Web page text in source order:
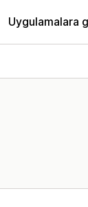
Uygulamalara